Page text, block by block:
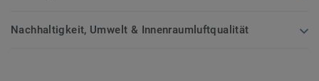
Nachhaltigkeit, Umwelt & Innenraumluftqualität